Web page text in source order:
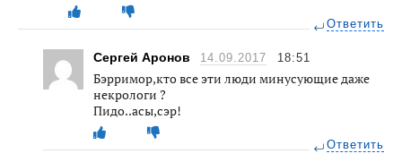
Ответить
Сергей Аронов 14.09.2017 18:51
Бэрримор,кто все эти люди минусующие даже
некрологи ?
Пидо..асы,сэр!
Ответить